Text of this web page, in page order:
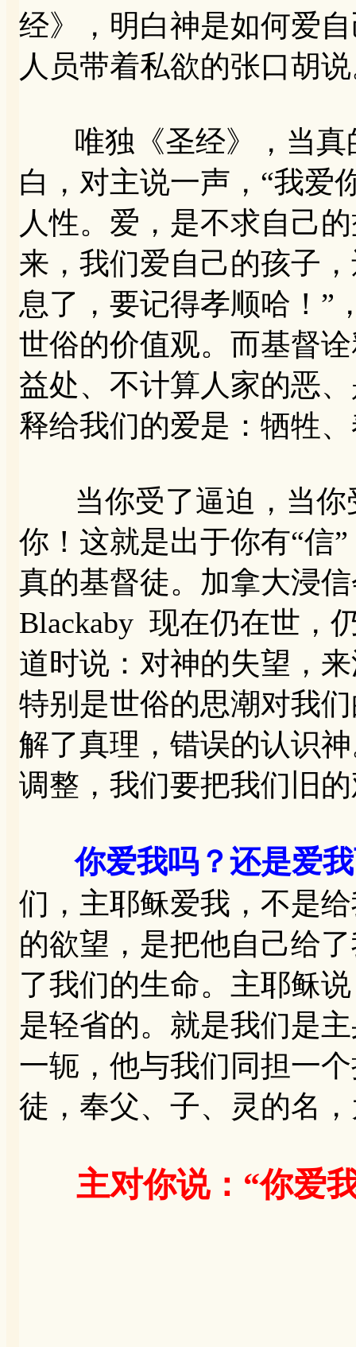
经》，明白神是如何爱
人员带着私欲的张口胡
唯独《圣经》，当真
白，对主说一声，“我爱
人性。爱，是不求自己
来，我们爱自己的孩子
息了，要记得孝顺哈！”
世俗的价值观。而基督
益处、不计算人家的恶
释给我们的爱是：牺牲
当你受了逼迫，当你
你！这就是出于你有“信
真的基督徒。加拿大浸
Blackaby 现在仍在世，
道时说：对神的失望，
特别是世俗的思潮对我
解了真理，错误的认识
调整，我们要把我们旧
你爱我吗？还是爱
们，主耶稣爱我，不是
的欲望，是把他自己给
了我们的生命。主耶稣
是轻省的。就是我们是
一轭，他与我们同担一
徒，奉父、子、灵的名
主对你说：“你爱